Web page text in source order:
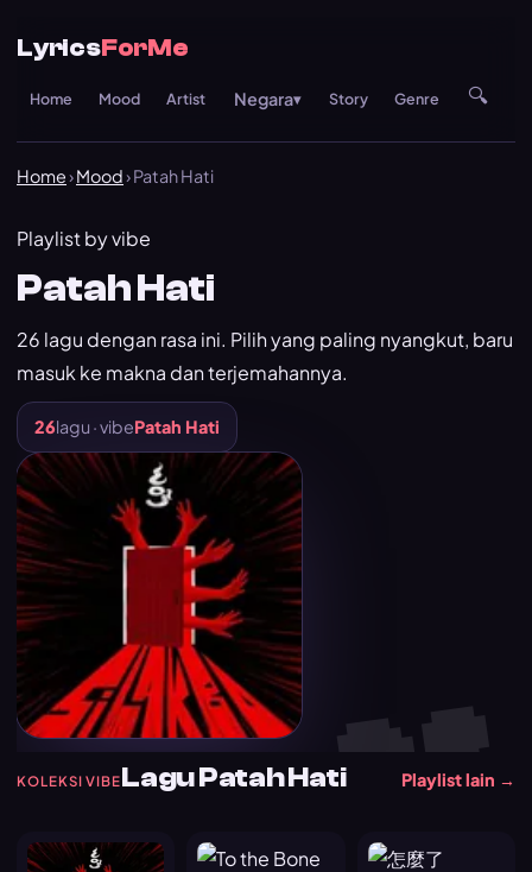
LyricsForMe
Home Mood Artist Negara▾ Story Genre 🔍
Home›Mood› Patah Hati
💔
Playlist by vibe
Patah Hati
26 lagu dengan rasa ini. Pilih yang paling nyangkut, baru
masuk ke makna dan terjemahannya.
26lagu · vibePatah Hati
KOLEKSI VIBELagu Patah Hati Playlist lain →